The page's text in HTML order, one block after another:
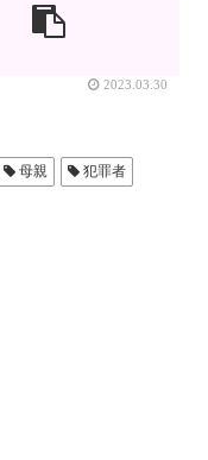
2023.03.30
母親
犯罪者